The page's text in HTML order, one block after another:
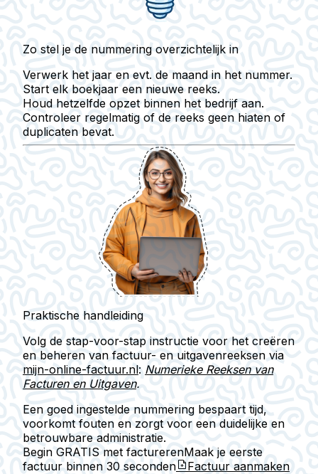
Zo stel je de nummering overzichtelijk in
Verwerk het jaar en evt. de maand in het nummer.
Start elk boekjaar een nieuwe reeks.
Houd hetzelfde opzet binnen het bedrijf aan.
Controleer regelmatig of de reeks geen hiaten of
duplicaten bevat.
Praktische handleiding
Volg de stap-voor-stap instructie voor het creëren
en beheren van factuur- en uitgaven­reeksen via
mijn-online-factuur.nl: Numerieke Reeksen van
Facturen en Uitgaven.
Een goed ingestelde nummering bespaart tijd,
voorkomt fouten en zorgt voor een duidelijke en
betrouwbare administratie.
Begin GRATIS met facturerenMaak je eerste
factuur binnen 30 seconden Factuur aanmaken